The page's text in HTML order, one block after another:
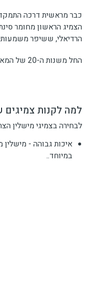
הרדיאלי, ששיפר
החל משנות ה-20 של המאה ה-2..
למה לקנות צמיגים
לבחירה בצמיגי מישלין
איכות גבוהה - מישלין
במיוחד..